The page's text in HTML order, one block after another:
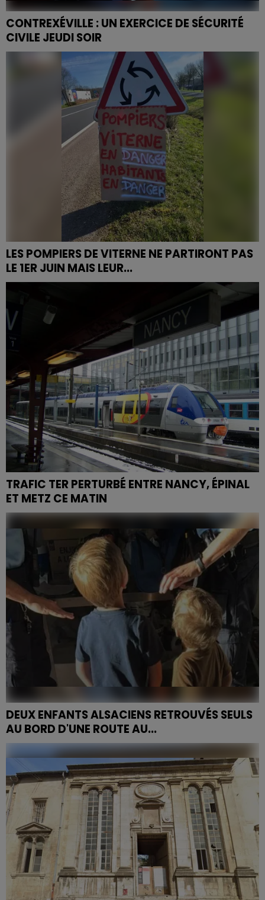
CONTREXÉVILLE : UN EXERCICE DE SÉCURITÉ
CIVILE JEUDI SOIR
Ce 28 mai, la commune de Contrexéville s’associe à la
Préfecture des Vosges pour organiser un exercice de
sécurité civile de grande ampleur.
LES POMPIERS DE VITERNE NE PARTIRONT PAS
LE 1ER JUIN MAIS LEUR...
Leur caserne tombait en ruine, la fermeture était
actée pour le 1er juin. Les pompiers volontaires de
Viterne ont finalement obtenu un sursis.
TRAFIC TER PERTURBÉ ENTRE NANCY, ÉPINAL
ET METZ CE MATIN
La circulation des TER est fortement perturbée ce
mardi matin en gare de Nancy après la panne d’un
train de voyageurs.
DEUX ENFANTS ALSACIENS RETROUVÉS SEULS
AU BORD D'UNE ROUTE AU...